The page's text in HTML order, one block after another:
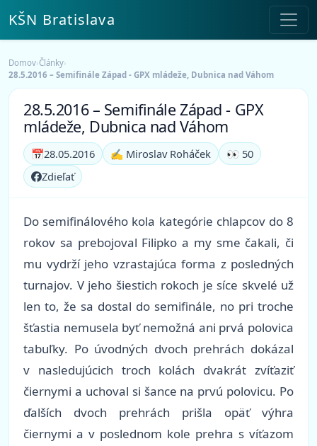
KŠN Bratislava
Domov›Články›
28.5.2016 – Semifinále Západ - GPX mládeže, Dubnica nad Váhom
28.5.2016 – Semifinále Západ - GPX
mládeže, Dubnica nad Váhom
📅28.05.2016 ✍️ Miroslav Roháček
👀 50
Zdieľať
Do semifinálového kola kategórie chlapcov do 8
rokov sa prebojoval Filipko a my sme čakali, či
mu vydrží jeho vzrastajúca forma z posledných
turnajov. V jeho šiestich rokoch je síce skvelé už
len to, že sa dostal do semifinále, no pri troche
šťastia nemusela byť nemožná ani prvá polovica
tabuľky. Po úvodných dvoch prehrách dokázal
v nasledujúcich troch kolách dvakrát zvíťaziť
čiernymi a uchoval si šance na prvú polovicu. Po
ďalších dvoch prehrách prišla opäť výhra
čiernymi a v poslednom kole prehra s víťazom